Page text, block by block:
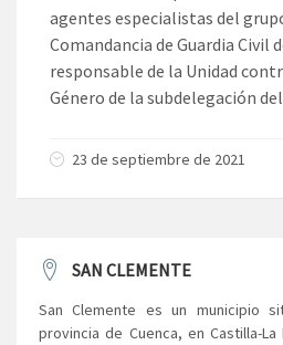
agentes especialistas del
Comandancia de Guardia Civil
responsable de la Unidad
Género de la subdelegación
23 de septiembre de 2021
SAN CLEMENTE
San Clemente es un municipio
provincia de Cuenca, en Castilla-